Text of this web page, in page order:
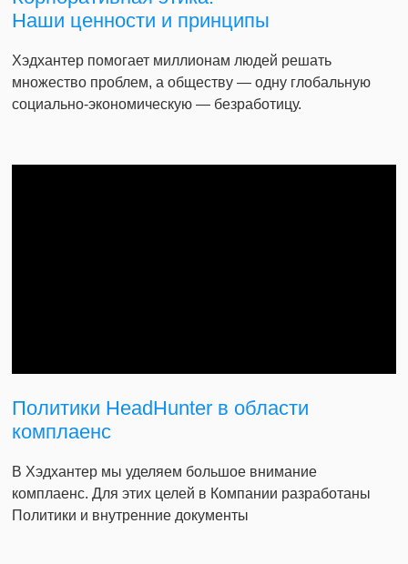
Наши ценности и принципы
Хэдхантер помогает миллионам людей решать
множество проблем, а обществу — одну глобальную
социально-экономическую — безработицу.
Политики HeadHunter в области
комплаенс
В Хэдхантер мы уделяем большое внимание
комплаенс. Для этих целей в Компании разработаны
Политики и внутренние документы